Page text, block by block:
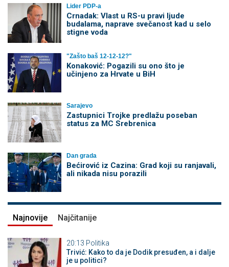
Lider PDP-a
Crnadak: Vlast u RS-u pravi ljude
budalama, naprave svečanost kad u selo
stigne voda
"Zašto baš 12-12-12?"
Konaković: Pogazili su ono što je
učinjeno za Hrvate u BiH
Sarajevo
Zastupnici Trojke predlažu poseban
status za MC Srebrenica
Dan grada
Bećirović iz Cazina: Grad koji su ranjavali,
ali nikada nisu porazili
Najnovije Najčitanije
20:13 Politika
Trivić: Kako to da je Dodik presuđen, a i dalje
je u politici?